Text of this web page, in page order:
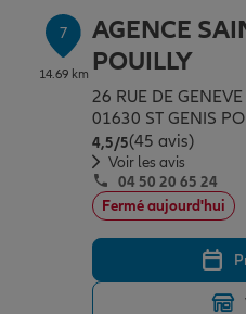
7
14.69 km
AGENCE
POUILLY
26 RUE DE GENEVE
01630 ST GENIS
4,5/5Note de 4.5 sur 5
(45 avis)
Voir les avis
04 50 20 65 24
Fermé aujourd'hui